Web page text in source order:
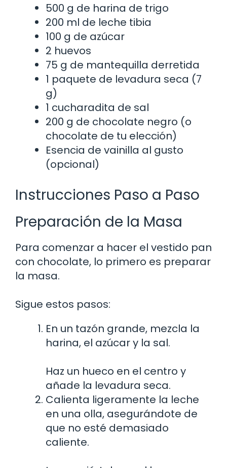
500 g de harina de trigo
200 ml de leche tibia
100 g de azúcar
2 huevos
75 g de mantequilla derretida
1 paquete de levadura seca (7
g)
1 cucharadita de sal
200 g de chocolate negro (o
chocolate de tu elección)
Esencia de vainilla al gusto
(opcional)
Instrucciones Paso a Paso
Preparación de la Masa
Para comenzar a hacer el vestido pan
con chocolate, lo primero es preparar
la masa.
Sigue estos pasos:
En un tazón grande, mezcla la
harina, el azúcar y la sal.
Haz un hueco en el centro y
añade la levadura seca.
Calienta ligeramente la leche
en una olla, asegurándote de
que no esté demasiado
caliente.